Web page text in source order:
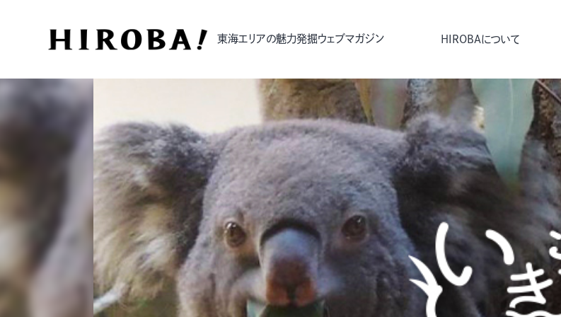
東海エリアの魅力発掘ウェブマガジン HIROBAについて